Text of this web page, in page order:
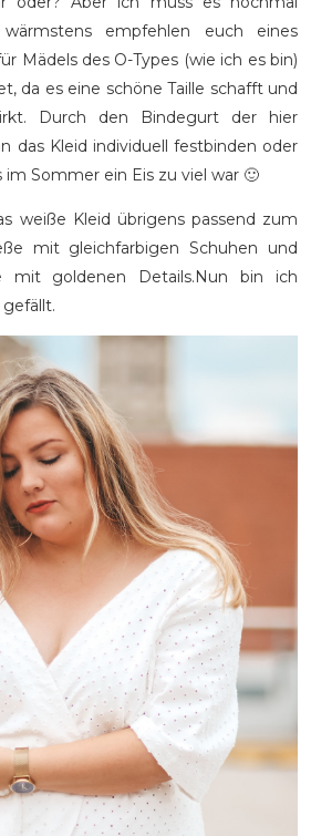
empfehlen euch eines
Mädels des O-Types (wie ich es bin)
da es eine schöne Taille schafft und
Durch den Bindegurt der hier
das Kleid individuell festbinden oder
Sommer ein Eis zu viel war 🙂
weiße Kleid übrigens passend zum
mit gleichfarbigen Schuhen und
mit goldenen Details.Nun bin ich